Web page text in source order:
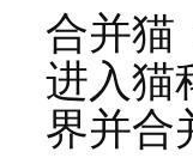
合并猫
进入猫
界并合